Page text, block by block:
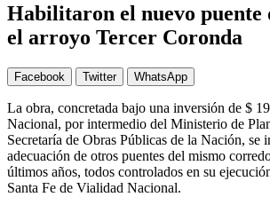
Habilitaron el nuevo puente
el arroyo Tercer Coronda
Facebook Twitter WhatsApp
La obra, concretada bajo una inversión de $
Nacional, por intermedio del Ministerio de
Secretaría de Obras Públicas de la Nación, se
adecuación de otros puentes del mismo
últimos años, todos controlados en su
Santa Fe de Vialidad Nacional.